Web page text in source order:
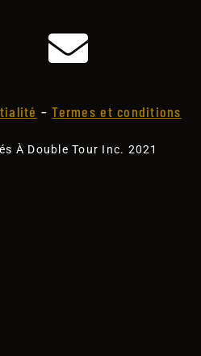
–Termes et conditions
À Double Tour Inc. 2021